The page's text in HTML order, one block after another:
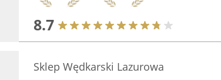
8.7
Sklep Wędkarski Lazurowa